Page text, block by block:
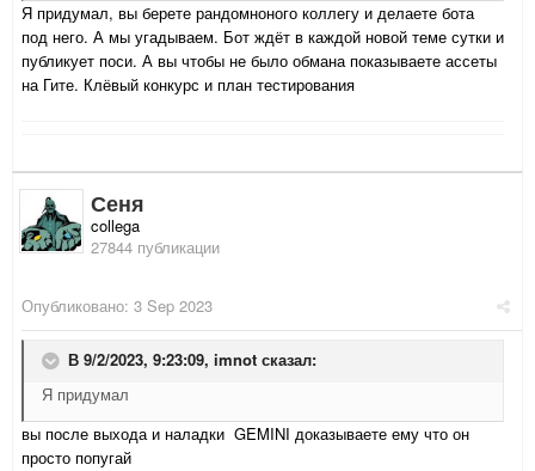
Я придумал, вы берете рандомноного коллегу и делаете бота
под него. А мы угадываем. Бот ждёт в каждой новой теме сутки и
публикует поси. А вы чтобы не было обмана показываете ассеты
на Гите. Клёвый конкурс и план тестирования
Сеня
collega
27844 публикации
Опубликовано: 3 Sep 2023
В 9/2/2023, 9:23:09, imnot сказал:
Я придумал
вы после выхода и наладки GEMINI доказываете ему что он
просто попугай